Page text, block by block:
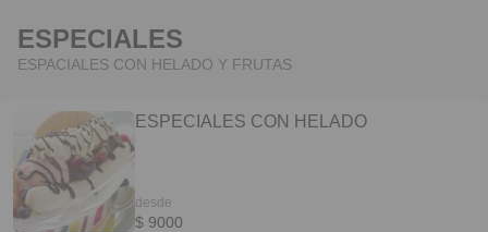
ESPECIALES
ESPACIALES CON HELADO Y FRUTAS
ESPECIALES CON HELADO
desde
$ 9000